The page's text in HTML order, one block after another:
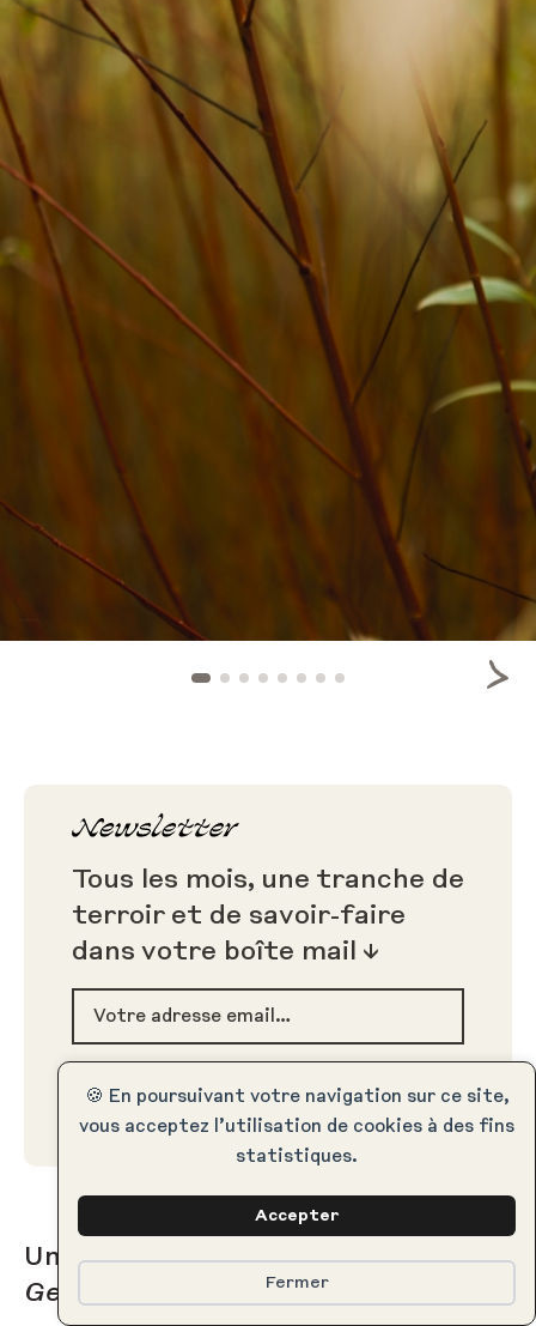
🍪 En poursuivant votre navigation sur ce site,
vous acceptez l’utilisation de cookies à des fins
statistiques.
Accepter
Fermer
Tous les mois, une tranche de
terroir et de savoir-faire
dans votre boîte mail
S’INSCRIRE
Une fontaine de fromages à
Genevrières